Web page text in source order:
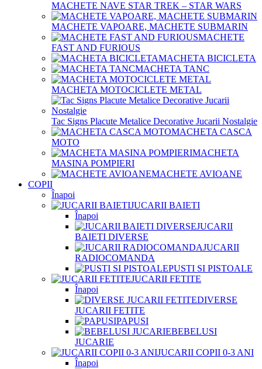
MACHETE NAVE STAR TREK – STAR WARS
MACHETE VAPOARE, MACHETE SUBMARIN
MACHETE
FAST AND FURIOUS
MACHETA BICICLETA
MACHETA TANC
MACHETA MOTOCICLETE METAL
Tac Signs Placute Metalice Decorative Jucarii Nostalgie
MACHETA CASCA
MOTO
MACHETA
MASINA POMPIERI
MACHETE AVIOANE
COPII
Înapoi
JUCARII BAIETI
Înapoi
JUCARII
BAIETI DIVERSE
JUCARII
RADIOCOMANDA
PUSTI SI PISTOALE
JUCARII FETITE
Înapoi
DIVERSE
JUCARII FETITE
PAPUSI
BEBELUSI
JUCARIE
JUCARII COPII 0-3 ANI
Înapoi